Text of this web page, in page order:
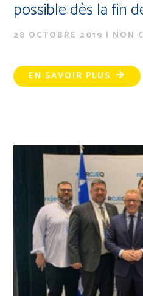
possible dès la fin
28 OCTOBRE 2019 | NON
EN SAVOIR PLUS